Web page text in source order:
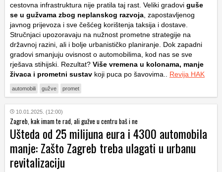
cestovna infrastruktura nije pratila taj rast. Veliki gradovi guše
se u gužvama zbog neplanskog razvoja , zapostavljenog
javnog prijevoza i sve češćeg korištenja taksija i dostave.
Stručnjaci upozoravaju na nužnost prometne strategije na
državnoj razini, ali i bolje urbanističko planiranje. Dok zapadni
gradovi smanjuju ovisnost o automobilima, kod nas se sve
rješava stihijski. Rezultat? Više vremena u kolonama, manje
živaca i prometni sustav koji puca po šavovima.. Revija HAK
automobili gužve promet
10.01.2025. (12:00)
Zagreb, kak imam te rad, ali gužve u centru baš i ne
Ušteda od 25 milijuna eura i 4300 automobila
manje: Zašto Zagreb treba ulagati u urbanu
revitalizaciju